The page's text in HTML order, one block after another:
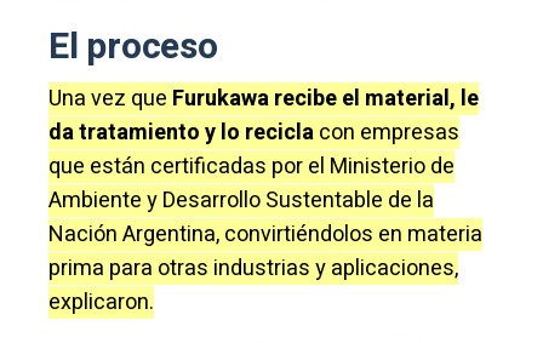
El proceso
Una vez que Furukawa recibe el material, le
da tratamiento y lo reciclacon empresas
que están certificadas por el Ministerio de
Ambiente y Desarrollo Sustentable de la
Nación Argentina, convirtiéndolos en materia
prima para otras industrias y aplicaciones,
explicaron.